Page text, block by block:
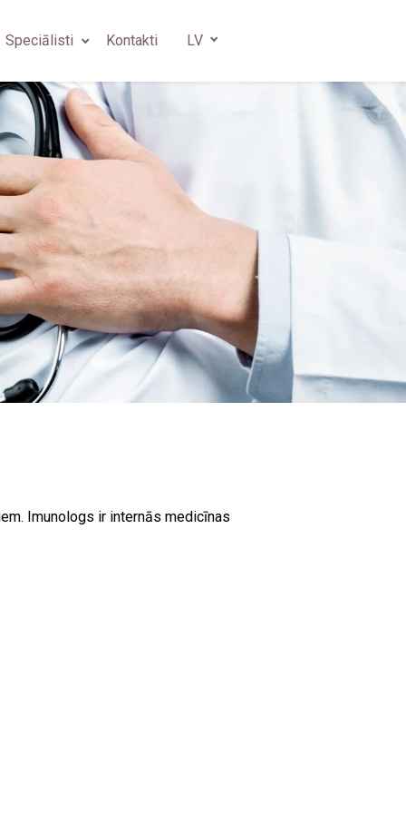
Speciālisti Kontakti LV
Imunologs ir internās medicīnas